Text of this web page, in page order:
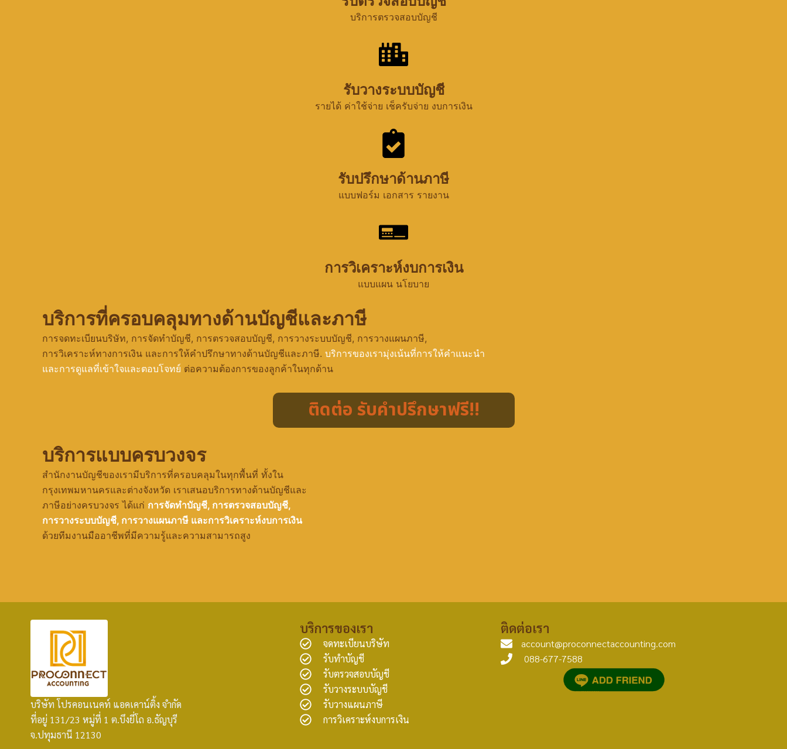
บริการตรวจสอบบัญชี
รับวางระบบบัญชี
รายได้ ค่าใช้จ่าย เช็ครับจ่าย งบการเงิน
รับปรึกษาด้านภาษี
แบบฟอร์ม เอกสาร รายงาน
การวิเคราะห์งบการเงิน
แบบแผน นโยบาย
บริการที่ครอบคลุมทางด้านบัญชีและภาษี
การจดทะเบียนบริษัท, การจัดทำบัญชี, การตรวจสอบบัญชี, การวางระบบบัญชี, การวางแผนภาษี,
การวิเคราะห์ทางการเงิน และการให้คำปรึกษาทางด้านบัญชีและภาษี. บริการของเรามุ่งเน้นที่การให้คำแนะนำ
และการดูแลที่เข้าใจและตอบโจทย์ ต่อความต้องการของลูกค้าในทุกด้าน
ติดต่อ รับคำปรึกษาฟรี!!
บริการแบบครบวงจร
สำนักงานบัญชีของเรามีบริการที่ครอบคลุมในทุกพื้นที่ ทั้งใน
กรุงเทพมหานครและต่างจังหวัด เราเสนอบริการทางด้านบัญชีและ
ภาษีอย่างครบวงจร ได้แก่ การจัดทำบัญชี, การตรวจสอบบัญชี,
การวางระบบบัญชี, การวางแผนภาษี และการวิเคราะห์งบการเงิน
ด้วยทีมงานมืออาชีพที่มีความรู้และความสามารถสูง
บริษัท โปรคอนเนคท์ แอคเคาน์ติ้ง จำกัด
ที่อยู่ 131/23 หมู่ที่ 1 ต.บึงยี่โถ อ.ธัญบุรี
จ.ปทุมธานี 12130
บริการของเรา
จดทะเบียนบริษัท
รับทำบัญชี
รับตรวจสอบบัญชี
รับวางระบบบัญชี
รับวางแผนภาษี
การวิเคราะห์งบการเงิน
ติดต่อเรา
account@proconnectaccounting.com
088-677-7588